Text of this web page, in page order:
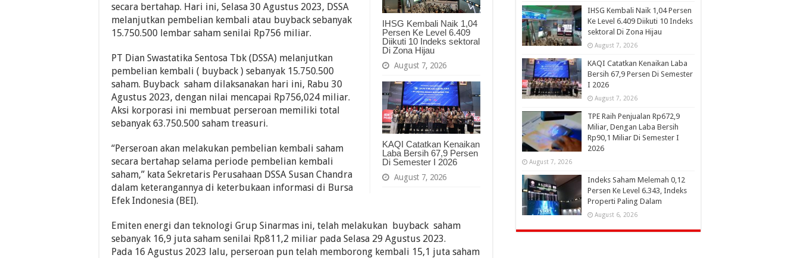
IHSG Kembali Naik 1,04
Persen Ke Level 6.409
Diikuti 10 Indeks sektoral
Di Zona Hijau
August 7, 2026
KAQI Catatkan Kenaikan
Laba Bersih 67,9 Persen
Di Semester I 2026
August 7, 2026
secara bertahap. Hari ini, Selasa 30 Agustus 2023, DSSA
melanjutkan pembelian kembali atau buyback sebanyak
15.750.500 lembar saham senilai Rp756 miliar.
PT Dian Swastatika Sentosa Tbk (DSSA) melanjutkan
pembelian kembali ( buyback ) sebanyak 15.750.500
saham. Buyback saham dilaksanakan hari ini, Rabu 30
Agustus 2023, dengan nilai mencapai Rp756,024 miliar.
Aksi korporasi ini membuat perseroan memiliki total
sebanyak 63.750.500 saham treasuri.
“Perseroan akan melakukan pembelian kembali saham
secara bertahap selama periode pembelian kembali
saham,” kata Sekretaris Perusahaan DSSA Susan Chandra
dalam keterangannya di keterbukaan informasi di Bursa
Efek Indonesia (BEI).
Emiten energi dan teknologi Grup Sinarmas ini, telah melakukan buyback saham
sebanyak 16,9 juta saham senilai Rp811,2 miliar pada Selasa 29 Agustus 2023.
Pada 16 Agustus 2023 lalu, perseroan pun telah memborong kembali 15,1 juta saham
IHSG Kembali Naik 1,04 Persen
Ke Level 6.409 Diikuti 10 Indeks
sektoral Di Zona Hijau
August 7, 2026
KAQI Catatkan Kenaikan Laba
Bersih 67,9 Persen Di Semester
I 2026
August 7, 2026
TPE Raih Penjualan Rp672,9
Miliar, Dengan Laba Bersih
Rp90,1 Miliar Di Semester I
2026
August 7, 2026
Indeks Saham Melemah 0,12
Persen Ke Level 6.343, Indeks
Properti Paling Dalam
August 6, 2026